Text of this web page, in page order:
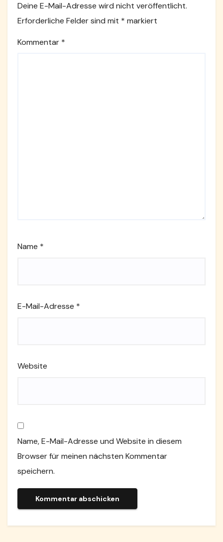
Deine E-Mail-Adresse wird nicht veröffentlicht.
Erforderliche Felder sind mit * markiert
Kommentar *
Name *
E-Mail-Adresse *
Website
Name, E-Mail-Adresse und Website in diesem
Browser für meinen nächsten Kommentar
speichern.